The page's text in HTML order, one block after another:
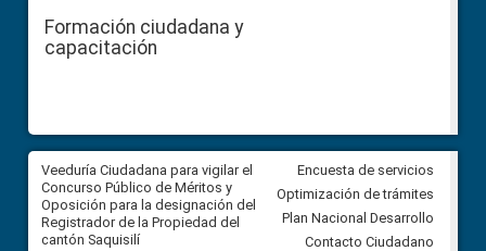
Formación ciudadana y
capacitación
Veeduría Ciudadana para vigilar el
Concurso Público de Méritos y
Oposición para la designación del
Registrador de la Propiedad del
cantón Saquisilí
Veeduría Ciudadana para
construcción del asfaltado de
diferentes barrios del sector
Ballenita del cantón Santa
Encuesta de servicios
Optimización de trámites
Plan Nacional Desarrollo
Contacto Ciudadano